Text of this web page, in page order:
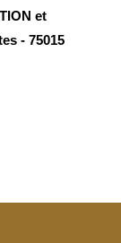
et
- 75015